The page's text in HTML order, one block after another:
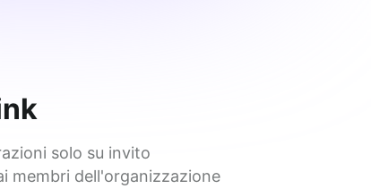
solo su invito
membri dell'organizzazione